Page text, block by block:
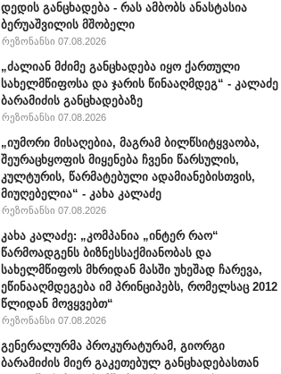
დედის განცხადება - რას ამბობს ანასტასია
ბერუაშვილის მშობელი
რეზონანსი 07.08.2026
„ძალიან მძიმე განცხადება იყო ქართული
სახელმწიფოსა და ჯარის წინააღმდეგ“ - კალაძე
ბარამიძის განცხადებაზე
რეზონანსი 07.08.2026
„იუმორი მისაღებია, მაგრამ ბილწსიტყვაობა,
შეურაცხყოფის მიყენება ჩვენი წარსულის,
კულტურის, წარმატებული ადამიანებისთვის,
მიუღებელია“ - კახა კალაძე
რეზონანსი 07.08.2026
კახა კალაძე: „კომპანია „ინტერ რაო“
წარმოადგენს ბიზნესსაქმიანობას და
სახელმწიფოს მხრიდან მასში უხეშად ჩარევა,
ეწინააღმდეგება იმ პრინციპებს, რომელსაც 2012
წლიდან მოვყვებთ“
რეზონანსი 07.08.2026
გენერალურმა პროკურატურამ, გიორგი
ბარამიძის მიერ გაკეთებულ განცხადებასთან